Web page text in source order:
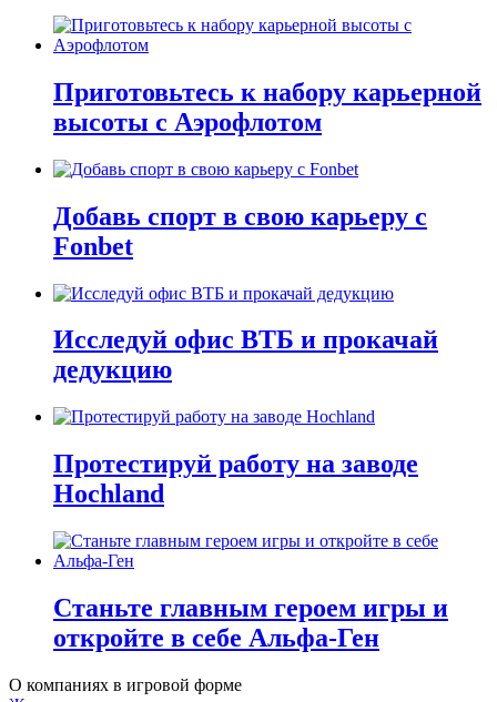
Приготовьтесь к набору карьерной
высоты с Аэрофлотом
Добавь спорт в свою карьеру с
Fonbet
Исследуй офис ВТБ и прокачай
дедукцию
Протестируй работу на заводе
Hochland
Станьте главным героем игры и
откройте в себе Альфа-Ген
О компаниях в игровой форме